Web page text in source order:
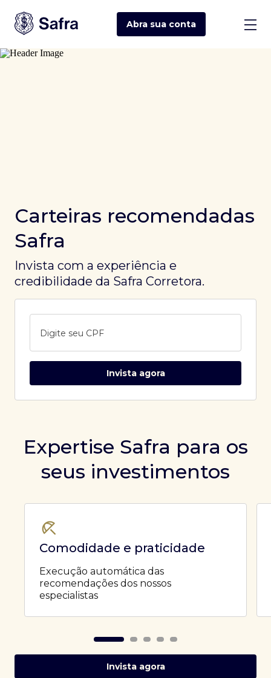
Abra sua conta
Carteiras recomendadas
Safra
Invista com a experiência e
credibilidade da Safra Corretora.
Digite seu CPF
Invista agora
Expertise Safra para os
seus investimentos
Comodidade e praticidade
Execução automática das
recomendações dos nossos
especialistas
Invista agora